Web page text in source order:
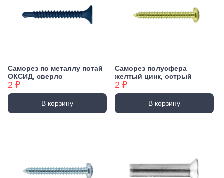
Саморез по металлу потай
ОКСИД, сверло
2 ₽
В корзину
Саморез полусфера
желтый цинк, острый
2 ₽
В корзину